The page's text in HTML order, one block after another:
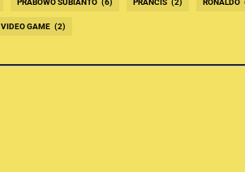
PRABOWO SUBIANTO (6) PRANCIS (2) RONALDO
VIDEO GAME (2)